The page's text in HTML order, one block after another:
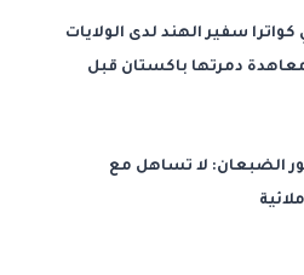
كواترا سفير الهند لدى الولايات
دمرتها باكستان قبل
الضبعان: لا تساهل مع